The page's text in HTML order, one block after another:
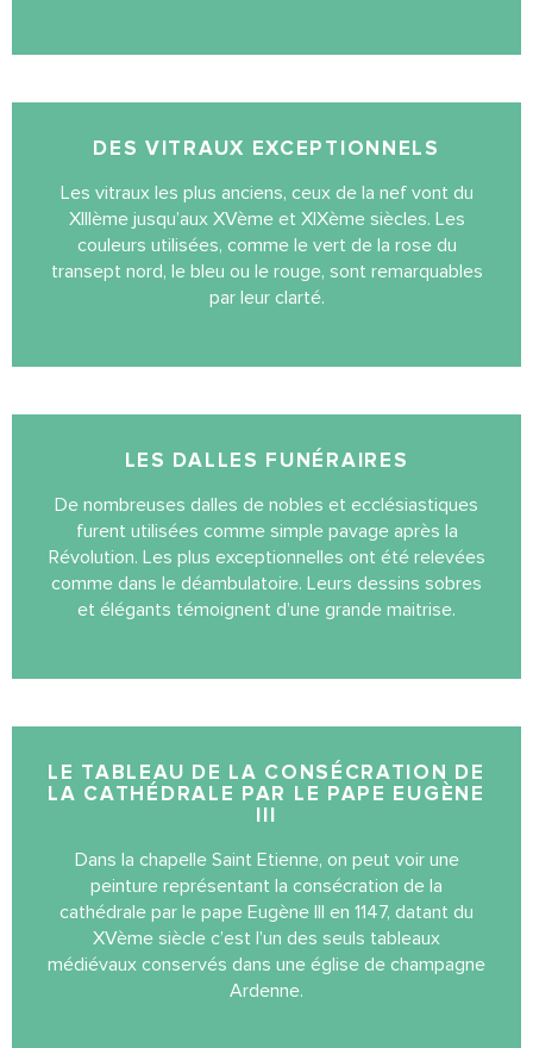
DES VITRAUX EXCEPTIONNELS
Les vitraux les plus anciens, ceux de la nef vont du
XIIIème jusqu’aux XVème et XIXème siècles. Les
couleurs utilisées, comme le vert de la rose du
transept nord, le bleu ou le rouge, sont remarquables
par leur clarté.
LES DALLES FUNÉRAIRES
De nombreuses dalles de nobles et ecclésiastiques
furent utilisées comme simple pavage après la
Révolution. Les plus exceptionnelles ont été relevées
comme dans le déambulatoire. Leurs dessins sobres
et élégants témoignent d’une grande maitrise.
LE TABLEAU DE LA CONSÉCRATION DE
LA CATHÉDRALE PAR LE PAPE EUGÈNE
III
Dans la chapelle Saint Etienne, on peut voir une
peinture représentant la consécration de la
cathédrale par le pape Eugène III en 1147, datant du
XVème siècle c’est l’un des seuls tableaux
médiévaux conservés dans une église de champagne
Ardenne.